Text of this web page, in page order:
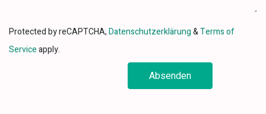
Protected by reCAPTCHA,Datenschutzerklärung&Terms of
Serviceapply.
Absenden